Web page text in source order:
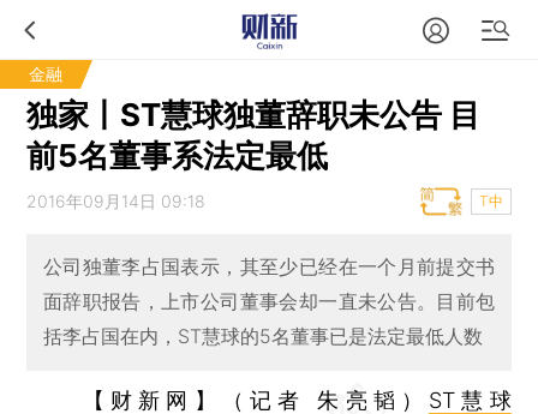
金融
独家丨ST慧球独董辞职未公告 目
前5名董事系法定最低
2016年09月14日 09:18 T中
公司独董李占国表示，其至少已经在一个月前提交书
面辞职报告，上市公司董事会却一直未公告。目前包
括李占国在内，ST慧球的5名董事已是法定最低人数
【财新网】（记者 朱亮韬） ST慧球